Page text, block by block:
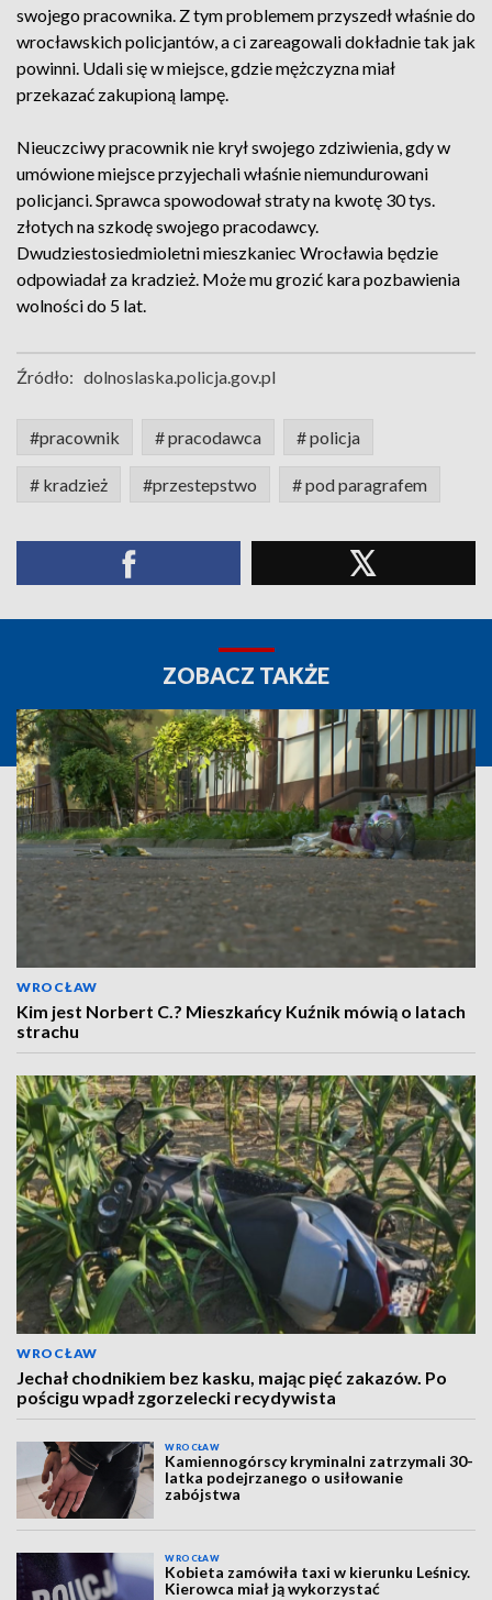
swojego pracownika. Z tym problemem przyszedł właśnie do
wrocławskich policjantów, a ci zareagowali dokładnie tak jak
powinni. Udali się w miejsce, gdzie mężczyzna miał
przekazać zakupioną lampę.
Nieuczciwy pracownik nie krył swojego zdziwienia, gdy w
umówione miejsce przyjechali właśnie niemundurowani
policjanci. Sprawca spowodował straty na kwotę 30 tys.
złotych na szkodę swojego pracodawcy.
Dwudziestosiedmioletni mieszkaniec Wrocławia będzie
odpowiadał za kradzież. Może mu grozić kara pozbawienia
wolności do 5 lat.
Źródło: dolnoslaska.policja.gov.pl
#pracownik # pracodawca # policja
# kradzież #przestepstwo # pod paragrafem
ZOBACZ TAKŻE
WROCŁAW
Kim jest Norbert C.? Mieszkańcy Kuźnik mówią o latach
strachu
WROCŁAW
Jechał chodnikiem bez kasku, mając pięć zakazów. Po
pościgu wpadł zgorzelecki recydywista
WROCŁAW
Kamiennogórscy kryminalni zatrzymali 30-
latka podejrzanego o usiłowanie
zabójstwa
WROCŁAW
Kobieta zamówiła taxi w kierunku Leśnicy.
Kierowca miał ją wykorzystać